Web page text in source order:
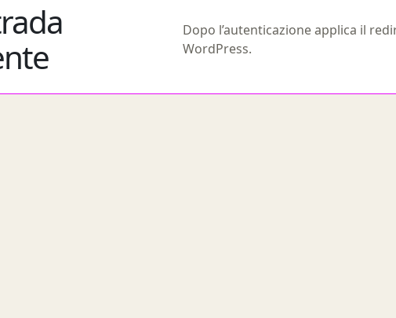
Dopo l’autenticazione applica il
WordPress.